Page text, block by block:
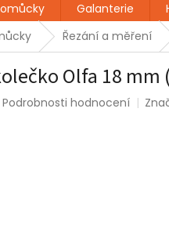
Galanterie
Řezání a měření
Olfa 18 mm
Podrobnosti hodnocení